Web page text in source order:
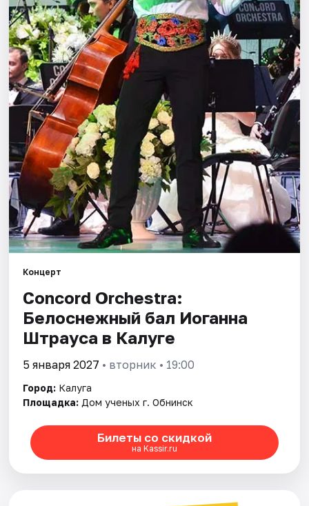
Площадки
Артисты
Рейтинги
Концерт
Concord Orchestra:
Белоснежный бал Иоганна
Штрауса в Калуге
5 января 2027 • вторник • 19:00
Город: Калуга
Площадка: Дом ученых г. Обнинск
Билеты со скидкой
на Kassir.ru